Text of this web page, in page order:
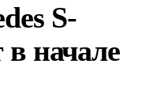
S-
в начале